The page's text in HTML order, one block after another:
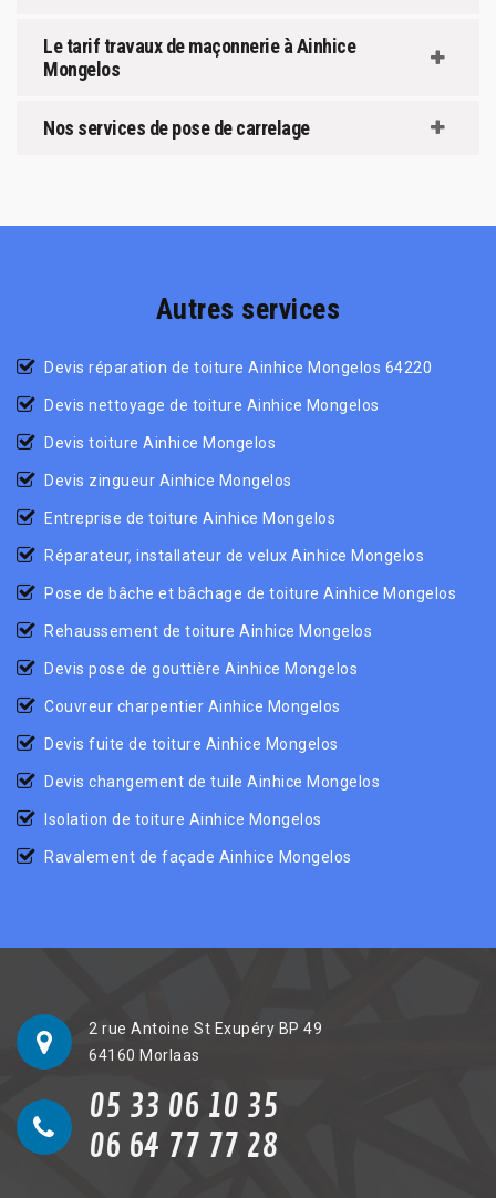
Le tarif travaux de maçonnerie à Ainhice
Mongelos
Nos services de pose de carrelage
Autres services
Devis réparation de toiture Ainhice Mongelos 64220
Devis nettoyage de toiture Ainhice Mongelos
Devis toiture Ainhice Mongelos
Devis zingueur Ainhice Mongelos
Entreprise de toiture Ainhice Mongelos
Réparateur, installateur de velux Ainhice Mongelos
Pose de bâche et bâchage de toiture Ainhice Mongelos
Rehaussement de toiture Ainhice Mongelos
Devis pose de gouttière Ainhice Mongelos
Couvreur charpentier Ainhice Mongelos
Devis fuite de toiture Ainhice Mongelos
Devis changement de tuile Ainhice Mongelos
Isolation de toiture Ainhice Mongelos
Ravalement de façade Ainhice Mongelos
2 rue Antoine St Exupéry BP 49
64160 Morlaas
05 33 06 10 35
06 64 77 77 28